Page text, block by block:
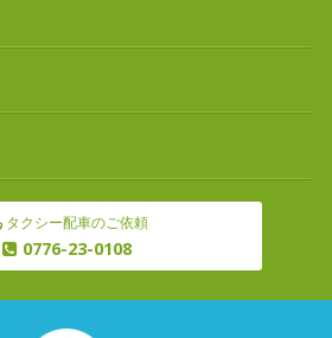
タクシー配車のご依頼
0776-23-0108